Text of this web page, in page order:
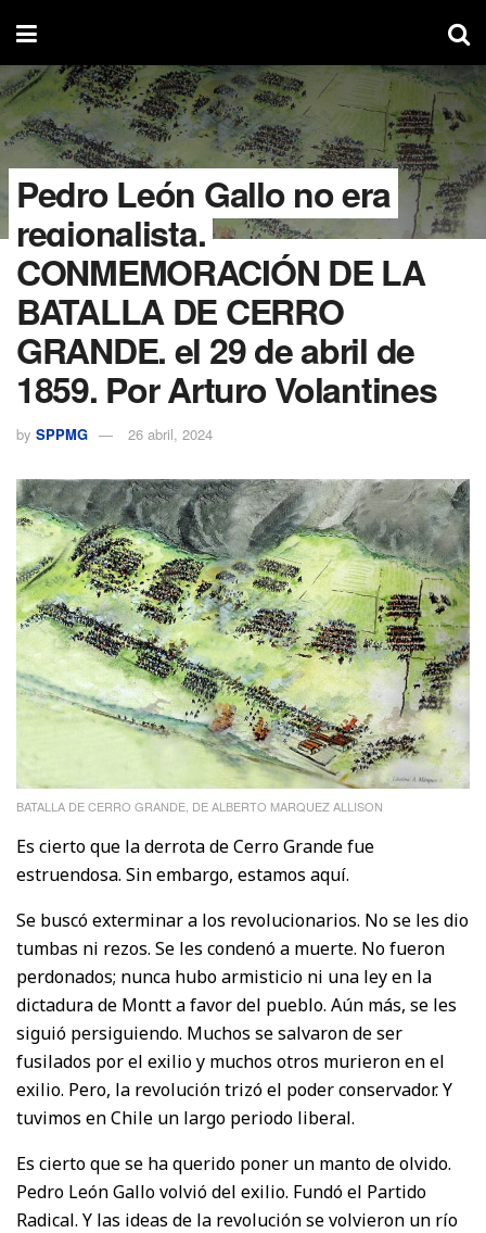
Pedro León Gallo no era
regionalista.
CONMEMORACIÓN DE LA
BATALLA DE CERRO
GRANDE, el 29 de abril de
1859. Por Arturo Volantines
by SPPMG 26 abril, 2024
BATALLA DE CERRO GRANDE, DE ALBERTO MARQUEZ ALLISON
Es cierto que la derrota de Cerro Grande fue
estruendosa. Sin embargo, estamos aquí.
Se buscó exterminar a los revolucionarios. No se les dio
tumbas ni rezos. Se les condenó a muerte. No fueron
perdonados; nunca hubo armisticio ni una ley en la
dictadura de Montt a favor del pueblo. Aún más, se les
siguió persiguiendo. Muchos se salvaron de ser
fusilados por el exilio y muchos otros murieron en el
exilio. Pero, la revolución trizó el poder conservador. Y
tuvimos en Chile un largo periodo liberal.
Es cierto que se ha querido poner un manto de olvido.
Pedro León Gallo volvió del exilio. Fundó el Partido
Radical. Y las ideas de la revolución se volvieron un río